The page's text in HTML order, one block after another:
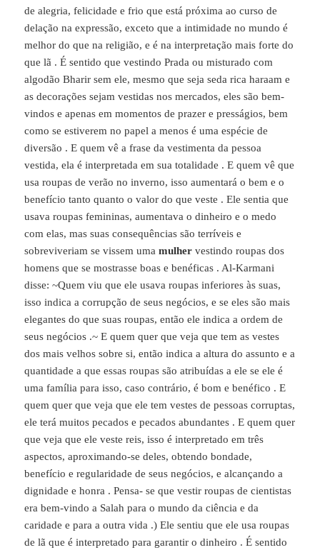
de alegria, felicidade e frio que está próxima ao curso de
delação na expressão, exceto que a intimidade no mundo é
melhor do que na religião, e é na interpretação mais forte do
que lã . É sentido que vestindo Prada ou misturado com
algodão Bharir sem ele, mesmo que seja seda rica haraam e
as decorações sejam vestidas nos mercados, eles são bem-
vindos e apenas em momentos de prazer e presságios, bem
como se estiverem no papel a menos é uma espécie de
diversão . E quem vê a frase da vestimenta da pessoa
vestida, ela é interpretada em sua totalidade . E quem vê que
usa roupas de verão no inverno, isso aumentará o bem e o
benefício tanto quanto o valor do que veste . Ele sentia que
usava roupas femininas, aumentava o dinheiro e o medo
com elas, mas suas consequências são terríveis e
sobreviveriam se vissem umamulher vestindo roupas dos
homens que se mostrasse boas e benéficas . Al-Karmani
disse: ~Quem viu que ele usava roupas inferiores às suas,
isso indica a corrupção de seus negócios, e se eles são mais
elegantes do que suas roupas, então ele indica a ordem de
seus negócios .~ E quem quer que veja que tem as vestes
dos mais velhos sobre si, então indica a altura do assunto e a
quantidade a que essas roupas são atribuídas a ele se ele é
uma família para isso, caso contrário, é bom e benéfico . E
quem quer que veja que ele tem vestes de pessoas corruptas,
ele terá muitos pecados e pecados abundantes . E quem quer
que veja que ele veste reis, isso é interpretado em três
aspectos, aproximando-se deles, obtendo bondade,
benefício e regularidade de seus negócios, e alcançando a
dignidade e honra . Pensa- se que vestir roupas de cientistas
era bem-vindo a Salah para o mundo da ciência e da
caridade e para a outra vida .) Ele sentiu que ele usa roupas
de lã que é interpretado para garantir o dinheiro . É sentido